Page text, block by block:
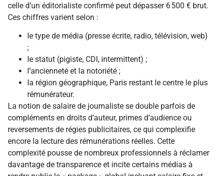
celle d’un éditorialiste confirmé peut dépasser 6 500 € brut.
Ces chiffres varient selon :
le type de média (presse écrite, radio, télévision, web)
;
le statut (pigiste, CDI, intermittent) ;
l’ancienneté et la notoriété ;
la région géographique, Paris restant le centre le plus
rémunérateur.
La notion de salaire de journaliste se double parfois de
compléments en droits d’auteur, primes d’audience ou
reversements de régies publicitaires, ce qui complexifie
encore la lecture des rémunérations réelles. Cette
complexité pousse de nombreux professionnels à réclamer
davantage de transparence et incite certains médias à